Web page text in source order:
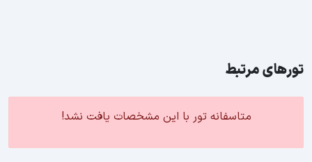
تورهای مرتبط
متاسفانه تور با این مشخصات یافت نشد!